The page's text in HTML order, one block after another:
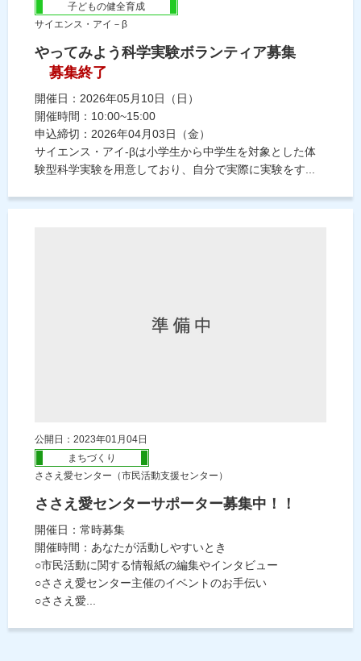
子どもの健全育成
サイエンス・アイ－β
やってみよう科学実験ボランティア募集
募集終了
開催日：2026年05月10日（日）
開催時間：10:00~15:00
申込締切：2026年04月03日（金）
サイエンス・アイ-βは小学生から中学生を対象とした体
験型科学実験を用意しており、自分で実際に実験をす...
公開日：2023年01月04日
まちづくり
ささえ愛センター（市民活動支援センター）
ささえ愛センターサポーター募集中！！
開催日：常時募集
開催時間：あなたが活動しやすいとき
○市民活動に関する情報紙の編集やインタビュー
○ささえ愛センター主催のイベントのお手伝い
○ささえ愛...